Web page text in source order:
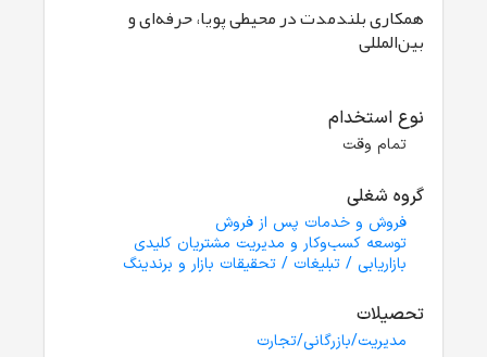
همکاری بلندمدت در محیطی پویا، حرفه‌ای و
بین‌المللی
نوع استخدام
تمام وقت
گروه شغلی
فروش و خدمات پس از فروش
توسعه کسب‌وکار و مدیریت مشتریان کلیدی
بازاریابی / تبلیغات / تحقیقات بازار و برندینگ
تحصیلات
مدیریت/بازرگانی/تجارت